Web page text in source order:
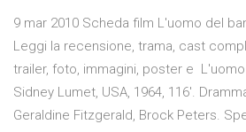
9 mar 2010 Scheda film L'uomo del
Leggi la recensione, trama, cast
trailer, foto, immagini, poster e
Sidney Lumet, USA, 1964, 116'.
Geraldine Fitzgerald, Brock Peters.